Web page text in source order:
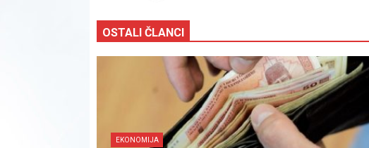
OSTALI ČLANCI
EKONOMIJA